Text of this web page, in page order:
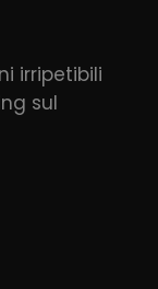
irripetibili
sul